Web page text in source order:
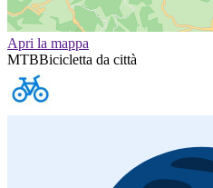
Apri la mappa
MTBBicicletta da città